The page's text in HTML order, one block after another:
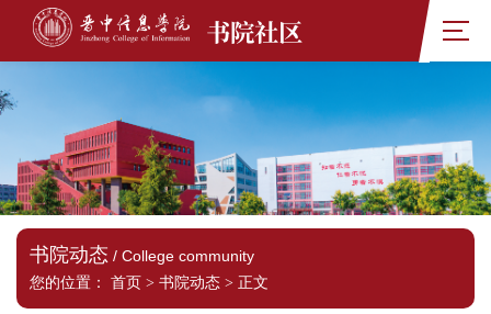
书院社区
书院动态 / College community
您的位置：
首页 > 书院动态 > 正文